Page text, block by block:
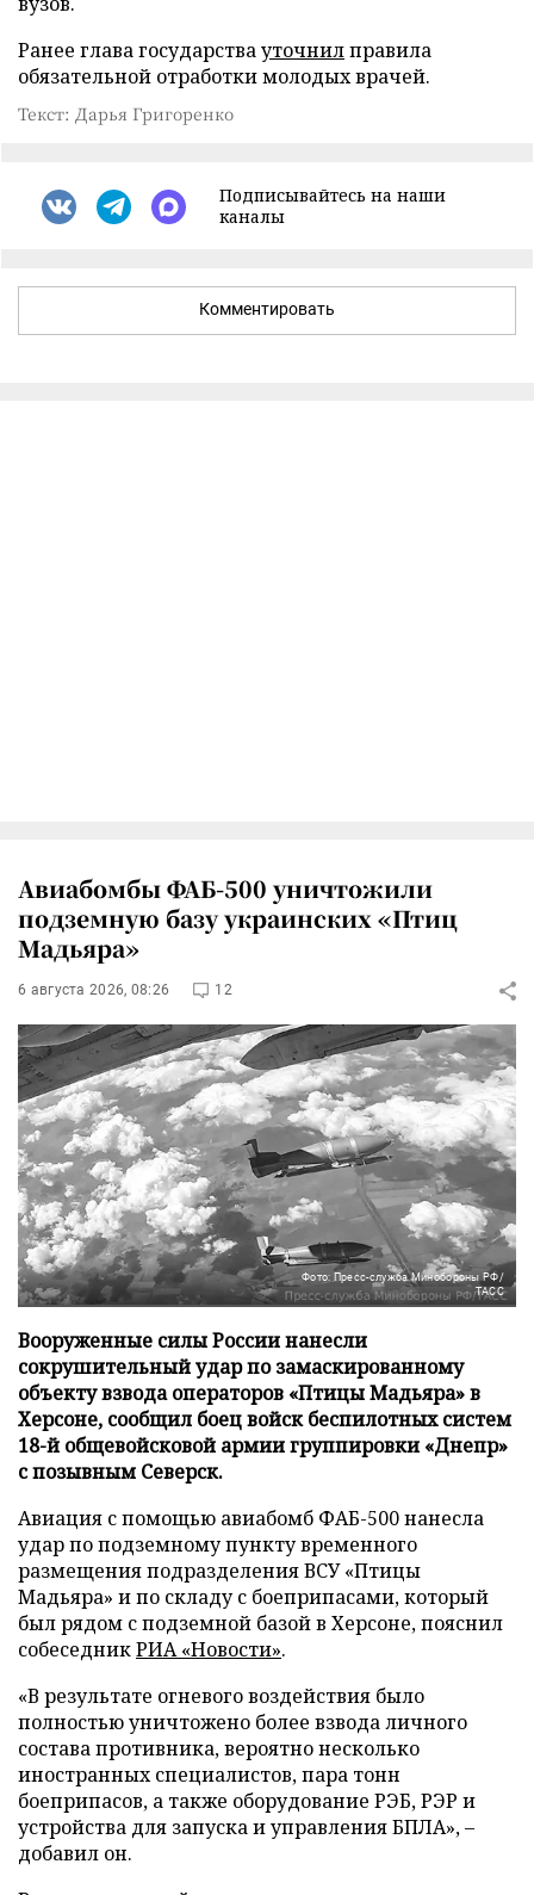
Ранее глава государствауточнилправила
обязательной отработки молодых врачей.
Текст: Дарья Григоренко
Подписывайтесь на наши
каналы
Комментировать
Авиабомбы ФАБ-500 уничтожили
подземную базу украинских «Птиц
Мадьяра»
6 августа 2026, 08:26 12
Фото: Пресс-служба Минобороны РФ/
ТАСС
Вооруженные силы России нанесли
сокрушительный удар по замаскированному
объекту взвода операторов «Птицы Мадьяра» в
Херсоне, сообщил боец войск беспилотных систем
18-й общевойсковой армии группировки «Днепр»
с позывным Северск.
Авиация с помощью авиабомб ФАБ-500 нанесла
удар по подземному пункту временного
размещения подразделения ВСУ «Птицы
Мадьяра» и по складу с боеприпасами, который
был рядом с подземной базой в Херсоне, пояснил
собеседникРИА «Новости».
«В результате огневого воздействия было
полностью уничтожено более взвода личного
состава противника, вероятно несколько
иностранных специалистов, пара тонн
боеприпасов, а также оборудование РЭБ, РЭР и
устройства для запуска и управления БПЛА», –
добавил он.